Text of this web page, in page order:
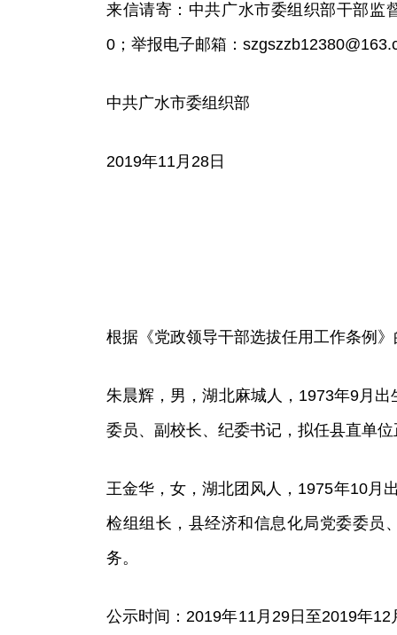
来信请寄：中共广水市委组织部干部监
0；举报电子邮箱：
中共广水市委组织部
2019年11月28日
根据《党政领导干部选拔任用工作条例
朱晨辉，男，湖北麻城人，1973年9月
委员、副校长、纪委书记，拟任县直单
王金华，女，湖北团风人，1975年10月
检组组长，县经济和信息化局党委委员
务。
公示时间：2019年11月29日至2019年